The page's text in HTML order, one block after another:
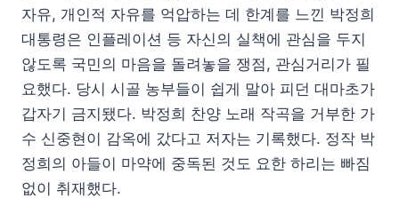
자유, 개인적 자유를 억압하는 데 한계를 느낀 박정희
대통령은 인플레이션 등 자신의 실책에 관심을 두지
않도록 국민의 마음을 돌려놓을 쟁점, 관심거리가 필
요했다. 당시 시골 농부들이 쉽게 말아 피던 대마초가
갑자기 금지됐다. 박정희 찬양 노래 작곡을 거부한 가
수 신중현이 감옥에 갔다고 저자는 기록했다. 정작 박
정희의 아들이 마약에 중독된 것도 요한 하리는 빠짐
없이 취재했다.